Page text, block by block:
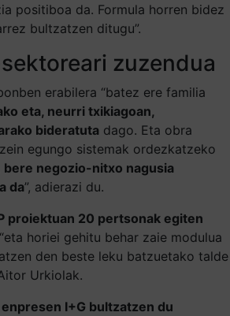
positiboa da. Formula horren bidez
bultzatzen ditugu”.
zuzendua
erabilera “batez ere familia
eta, neurri txikiagoan,
bideratuta dago. Eta obra
egungo sistemak ordezkatzeko
bere negozio-nitxo nagusia
da”, adierazi du.
proiektuan 20 pertsonak egiten
horiei gehitu behar zaie modulua
den beste leku batzuetako talde
Urkiolak.
I+G bultzatzen du